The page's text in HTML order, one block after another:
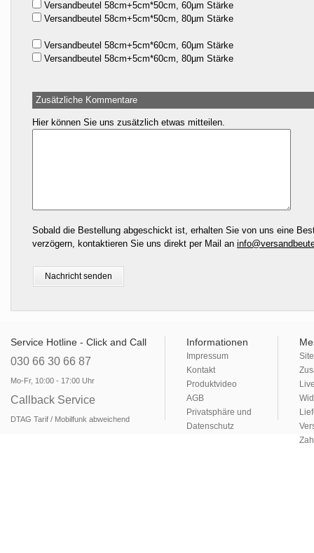
Versandbeutel 58cm+5cm*50cm, 60µm Stärke
Versandbeutel 58cm+5cm*50cm, 80µm Stärke
Versandbeutel 58cm+5cm*60cm, 60µm Stärke
Versandbeutel 58cm+5cm*60cm, 80µm Stärke
Zusätzliche Kommentare
Hier können Sie uns zusätzlich etwas mitteilen.
Sobald die Bestellung abgeschickt ist, erhalten Sie von uns eine
verzögern, kontaktieren Sie uns direkt per Mail an
Service Hotline - Click and Call
030 66 30 66 87
Mo-Fr, 10:00 - 17:00 Uhr
Callback Service
DTAG Tarif / Mobilfunk abweichend
Informationen
Impressum
Kontakt
Produktvideo
AGB
Privatsphäre und
Datenschutz